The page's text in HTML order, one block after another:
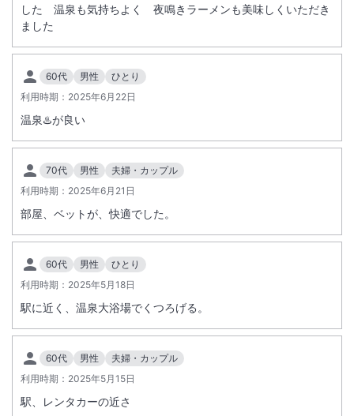
した 温泉も気持ちよく 夜鳴きラーメンも美味しくいただき
ました
60代 男性
ひとり
利用時期： 2025年6月22日
温泉♨️が良い
70代 男性
夫婦・カップル
利用時期： 2025年6月21日
部屋、ベットが、快適でした。
60代 男性
ひとり
利用時期： 2025年5月18日
駅に近く、温泉大浴場でくつろげる。
60代 男性
夫婦・カップル
利用時期： 2025年5月15日
駅、レンタカーの近さ